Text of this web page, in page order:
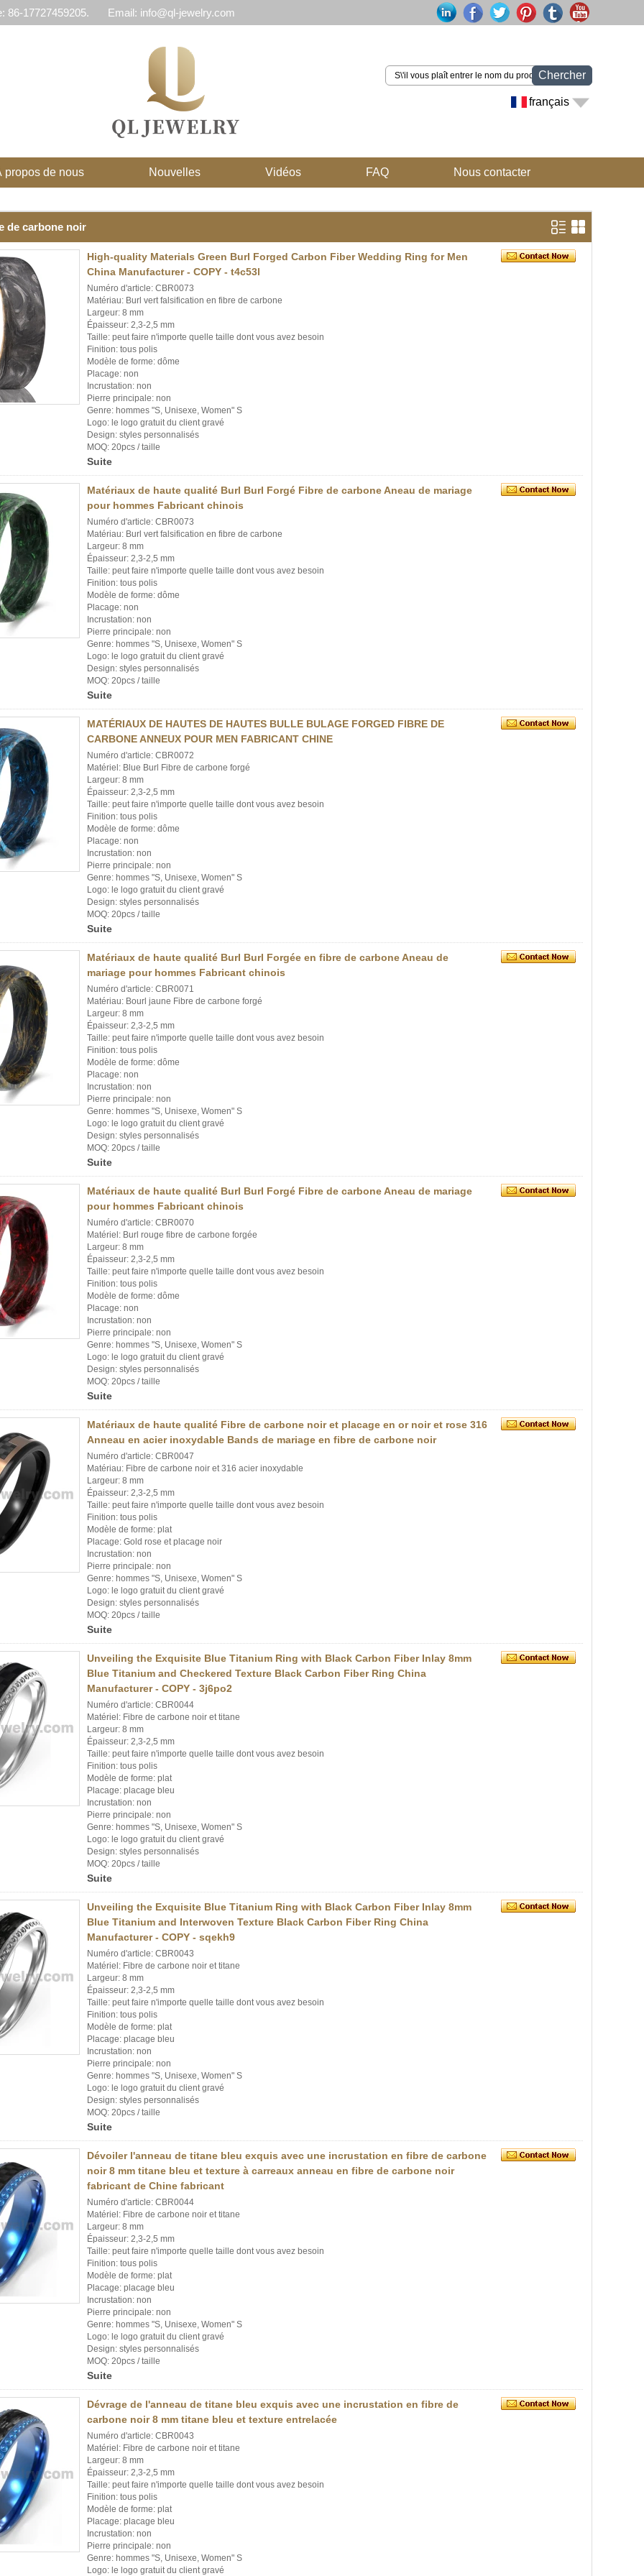
86-17727459205. Email: info@ql-jewelry.com
Chercher
français
propos de nous Nouvelles Vidéos FAQ Nous contacter
de carbone noir
High-quality Materials Green Burl Forged Carbon Fiber Wedding Ring for Men
China Manufacturer - COPY - t4c53l
Numéro d'article: CBR0073
Matériau: Burl vert falsification en fibre de carbone
Largeur: 8 mm
Épaisseur: 2,3-2,5 mm
Taille: peut faire n'importe quelle taille dont vous avez besoin
Finition: tous polis
Modèle de forme: dôme
Placage: non
Incrustation: non
Pierre principale: non
Genre: hommes "S, Unisexe, Women" S
Logo: le logo gratuit du client gravé
Design: styles personnalisés
MOQ: 20pcs / taille
Suite
Matériaux de haute qualité Burl Burl Forgé Fibre de carbone Aneau de mariage
pour hommes Fabricant chinois
Numéro d'article: CBR0073
Matériau: Burl vert falsification en fibre de carbone
Largeur: 8 mm
Épaisseur: 2,3-2,5 mm
Taille: peut faire n'importe quelle taille dont vous avez besoin
Finition: tous polis
Modèle de forme: dôme
Placage: non
Incrustation: non
Pierre principale: non
Genre: hommes "S, Unisexe, Women" S
Logo: le logo gratuit du client gravé
Design: styles personnalisés
MOQ: 20pcs / taille
Suite
MATÉRIAUX DE HAUTES DE HAUTES BULLE BULAGE FORGED FIBRE DE
CARBONE ANNEUX POUR MEN FABRICANT CHINE
Numéro d'article: CBR0072
Matériel: Blue Burl Fibre de carbone forgé
Largeur: 8 mm
Épaisseur: 2,3-2,5 mm
Taille: peut faire n'importe quelle taille dont vous avez besoin
Finition: tous polis
Modèle de forme: dôme
Placage: non
Incrustation: non
Pierre principale: non
Genre: hommes "S, Unisexe, Women" S
Logo: le logo gratuit du client gravé
Design: styles personnalisés
MOQ: 20pcs / taille
Suite
Matériaux de haute qualité Burl Burl Forgée en fibre de carbone Aneau de
mariage pour hommes Fabricant chinois
Numéro d'article: CBR0071
Matériau: Bourl jaune Fibre de carbone forgé
Largeur: 8 mm
Épaisseur: 2,3-2,5 mm
Taille: peut faire n'importe quelle taille dont vous avez besoin
Finition: tous polis
Modèle de forme: dôme
Placage: non
Incrustation: non
Pierre principale: non
Genre: hommes "S, Unisexe, Women" S
Logo: le logo gratuit du client gravé
Design: styles personnalisés
MOQ: 20pcs / taille
Suite
Matériaux de haute qualité Burl Burl Forgé Fibre de carbone Aneau de mariage
pour hommes Fabricant chinois
Numéro d'article: CBR0070
Matériel: Burl rouge fibre de carbone forgée
Largeur: 8 mm
Épaisseur: 2,3-2,5 mm
Taille: peut faire n'importe quelle taille dont vous avez besoin
Finition: tous polis
Modèle de forme: dôme
Placage: non
Incrustation: non
Pierre principale: non
Genre: hommes "S, Unisexe, Women" S
Logo: le logo gratuit du client gravé
Design: styles personnalisés
MOQ: 20pcs / taille
Suite
Matériaux de haute qualité Fibre de carbone noir et placage en or noir et rose 316
Anneau en acier inoxydable Bands de mariage en fibre de carbone noir
Numéro d'article: CBR0047
Matériau: Fibre de carbone noir et 316 acier inoxydable
Largeur: 8 mm
Épaisseur: 2,3-2,5 mm
Taille: peut faire n'importe quelle taille dont vous avez besoin
Finition: tous polis
Modèle de forme: plat
Placage: Gold rose et placage noir
Incrustation: non
Pierre principale: non
Genre: hommes "S, Unisexe, Women" S
Logo: le logo gratuit du client gravé
Design: styles personnalisés
MOQ: 20pcs / taille
Suite
Unveiling the Exquisite Blue Titanium Ring with Black Carbon Fiber Inlay 8mm
Blue Titanium and Checkered Texture Black Carbon Fiber Ring China
Manufacturer - COPY - 3j6po2
Numéro d'article: CBR0044
Matériel: Fibre de carbone noir et titane
Largeur: 8 mm
Épaisseur: 2,3-2,5 mm
Taille: peut faire n'importe quelle taille dont vous avez besoin
Finition: tous polis
Modèle de forme: plat
Placage: placage bleu
Incrustation: non
Pierre principale: non
Genre: hommes "S, Unisexe, Women" S
Logo: le logo gratuit du client gravé
Design: styles personnalisés
MOQ: 20pcs / taille
Suite
Unveiling the Exquisite Blue Titanium Ring with Black Carbon Fiber Inlay 8mm
Blue Titanium and Interwoven Texture Black Carbon Fiber Ring China
Manufacturer - COPY - sqekh9
Numéro d'article: CBR0043
Matériel: Fibre de carbone noir et titane
Largeur: 8 mm
Épaisseur: 2,3-2,5 mm
Taille: peut faire n'importe quelle taille dont vous avez besoin
Finition: tous polis
Modèle de forme: plat
Placage: placage bleu
Incrustation: non
Pierre principale: non
Genre: hommes "S, Unisexe, Women" S
Logo: le logo gratuit du client gravé
Design: styles personnalisés
MOQ: 20pcs / taille
Suite
Dévoiler l'anneau de titane bleu exquis avec une incrustation en fibre de carbone
noir 8 mm titane bleu et texture à carreaux anneau en fibre de carbone noir
fabricant de Chine fabricant
Numéro d'article: CBR0044
Matériel: Fibre de carbone noir et titane
Largeur: 8 mm
Épaisseur: 2,3-2,5 mm
Taille: peut faire n'importe quelle taille dont vous avez besoin
Finition: tous polis
Modèle de forme: plat
Placage: placage bleu
Incrustation: non
Pierre principale: non
Genre: hommes "S, Unisexe, Women" S
Logo: le logo gratuit du client gravé
Design: styles personnalisés
MOQ: 20pcs / taille
Suite
Dévrage de l'anneau de titane bleu exquis avec une incrustation en fibre de
carbone noir 8 mm titane bleu et texture entrelacée
Numéro d'article: CBR0043
Matériel: Fibre de carbone noir et titane
Largeur: 8 mm
Épaisseur: 2,3-2,5 mm
Taille: peut faire n'importe quelle taille dont vous avez besoin
Finition: tous polis
Modèle de forme: plat
Placage: placage bleu
Incrustation: non
Pierre principale: non
Genre: hommes "S, Unisexe, Women" S
Logo: le logo gratuit du client gravé